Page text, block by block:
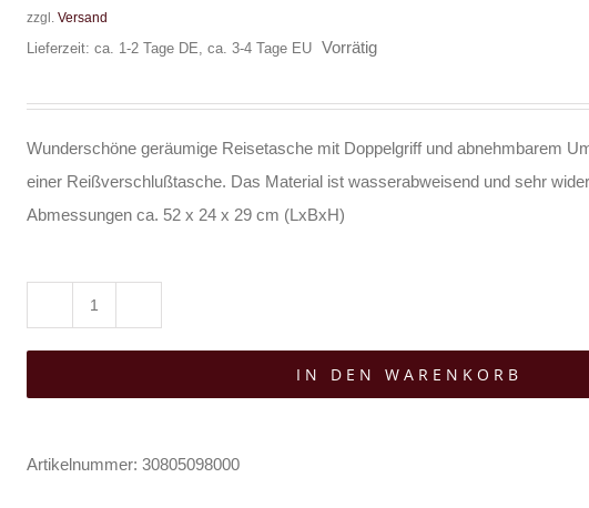
zzgl. Versand
Lieferzeit: ca. 1-2 Tage DE, ca. 3-4 Tage EU
Vorrätig
Wunderschöne geräumige Reisetasche mit Doppelgriff und abnehmbarem
einer Reißverschlußtasche. Das Material ist wasserabweisend und sehr
Abmessungen ca. 52 x 24 x 29 cm (LxBxH)
Reisetasche
IN DEN WARENKORB
Artikelnummer: 30805098000